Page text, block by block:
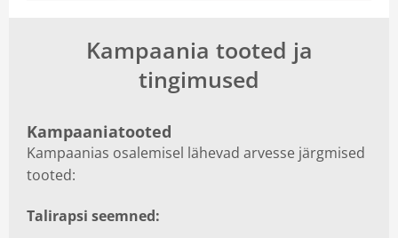
Kampaania tooted ja
tingimused
Kampaaniatooted
Kampaanias osalemisel lähevad arvesse järgmised
tooted:
Talirapsi seemned: